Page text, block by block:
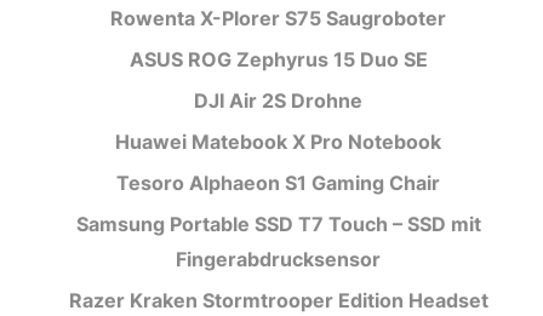
Rowenta X-Plorer S75 Saugroboter
ASUS ROG Zephyrus 15 Duo SE
DJI Air 2S Drohne
Huawei Matebook X Pro Notebook
Tesoro Alphaeon S1 Gaming Chair
Samsung Portable SSD T7 Touch – SSD mit
Fingerabdrucksensor
Razer Kraken Stormtrooper Edition Headset